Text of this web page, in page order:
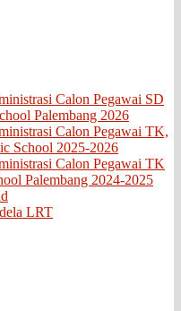
Calon Pegawai SD
Palembang 2026
Calon Pegawai TK,
School 2025-2026
Calon Pegawai TK
Palembang 2024-2025
LRT